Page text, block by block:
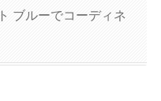
ブルーでコーディネ